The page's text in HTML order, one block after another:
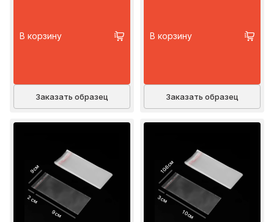
В корзину
Заказать образец
В корзину
Заказать образец
9 см
2 см
9 см
10.6 см
3 см
10 см